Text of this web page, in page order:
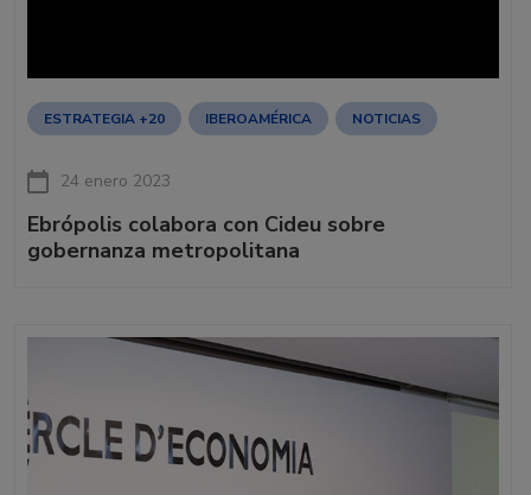
ESTRATEGIA +20 IBEROAMÉRICA NOTICIAS
24 enero 2023
Ebrópolis colabora con Cideu sobre
gobernanza metropolitana